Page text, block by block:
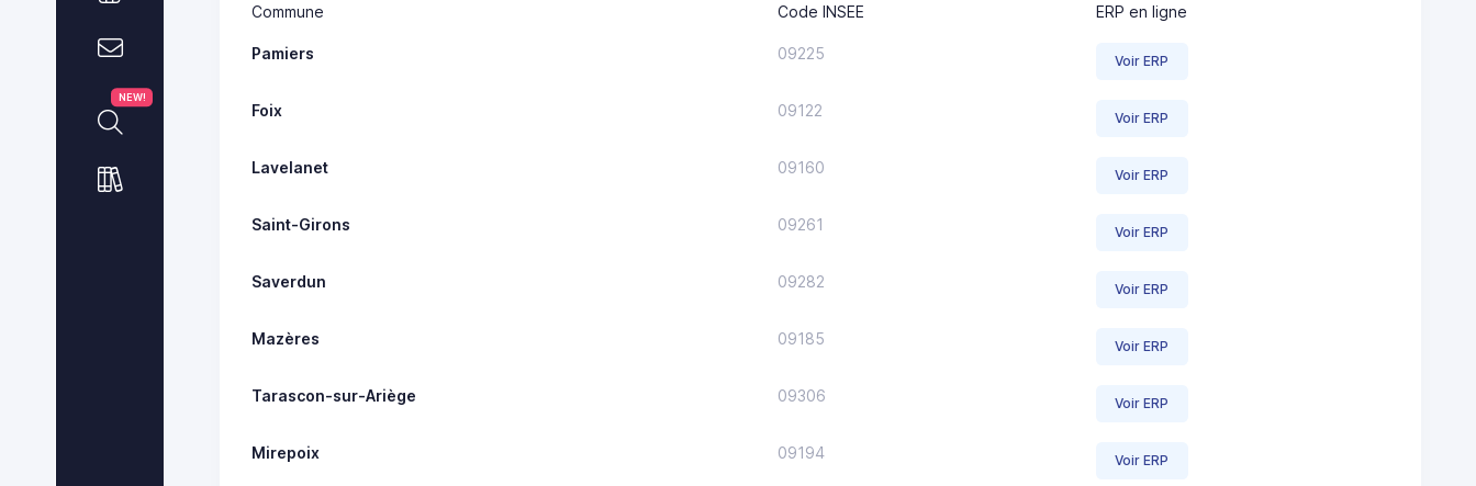
NEW!
Commune Code INSEE ERP en ligne
Pamiers 09225 Voir ERP
Foix 09122 Voir ERP
Lavelanet 09160 Voir ERP
Saint-Girons 09261 Voir ERP
Saverdun 09282 Voir ERP
Mazères 09185 Voir ERP
Tarascon-sur-Ariège 09306 Voir ERP
Mirepoix 09194 Voir ERP